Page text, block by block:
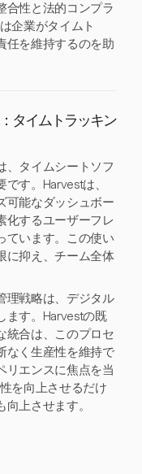
合性と法的コンプラ
企業がタイムト
任を維持するのを助
タイムトラッキン
、タイムシートソフ
す。Harvestは、
可能なダッシュボー
化するユーザーフレ
ています。この使い
に抑え、チーム全体
理戦略は、デジタル
ます。Harvestの既
統合は、このプロセ
なく生産性を維持で
リエンスに焦点を当
を向上させるだけ
上させます。